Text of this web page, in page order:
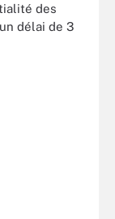
des
délai de 3